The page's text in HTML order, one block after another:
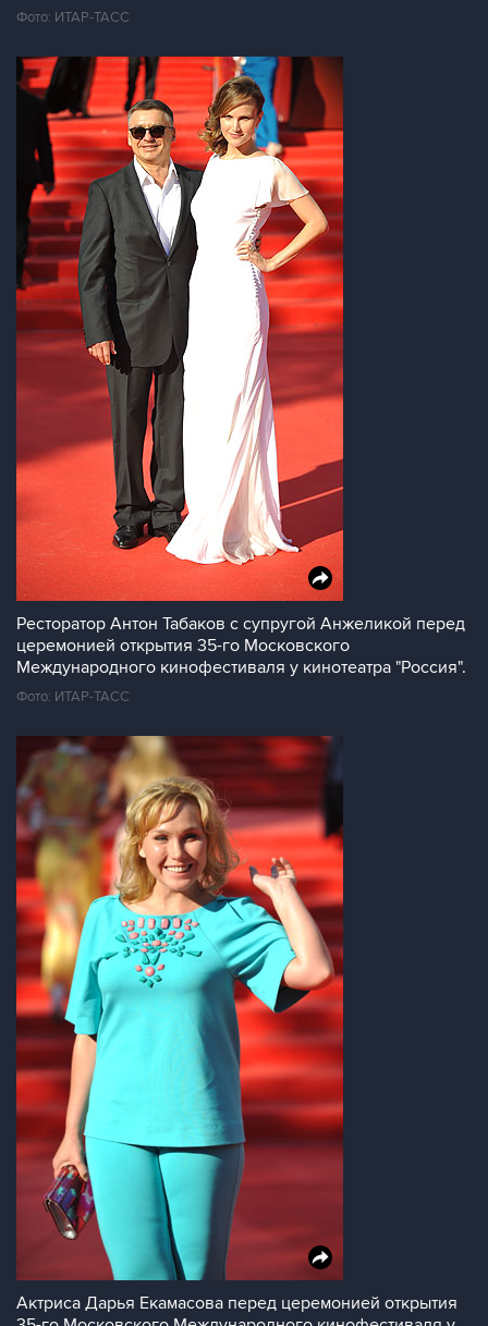
Фото: ИТАР-ТАСС
Ресторатор Антон Табаков с супругой Анжеликой перед
церемонией открытия 35-го Московского
Международного кинофестиваля у кинотеатра "Россия".
Фото: ИТАР-ТАСС
Актриса Дарья Екамасова перед церемонией открытия